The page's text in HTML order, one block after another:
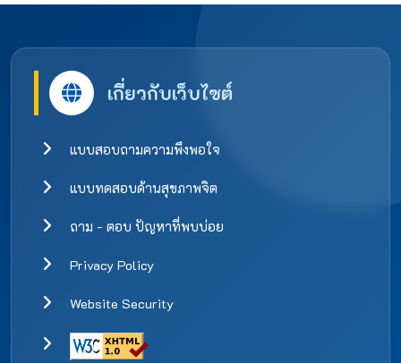
เกี่ยวกับเว็บไซต์
แบบสอบถามความพึงพอใจ
แบบทดสอบด้านสุขภาพจิต
ถาม - ตอบ ปัญหาที่พบบ่อย
Privacy Policy
Website Security